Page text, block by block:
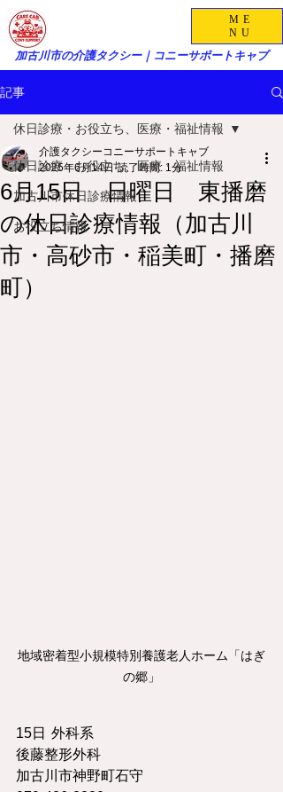
加古川市の介護タクシー｜コニーサポートキャブ
ME
NU
記事
休日診療・お役立ち、医療・福祉情報
加古川市休日診療情報
お役立ち情報
休日診療・お役立ち、医療・福祉情報
6月15日 日曜日 東播磨
の休日診療情報（加古川
市・高砂市・稲美町・播磨
町）
介護タクシーコニーサポートキャブ
2025年6月14日 読了時間: 1分
地域密着型小規模特別養護老人ホーム「はぎ
の郷」